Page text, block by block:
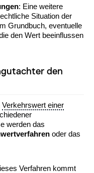
: Eine weitere
Situation der
Grundbuch, eventuelle
den Wert beeinflussen
den
Verkehrswert einer
werden das
oder das
Verfahren kommt